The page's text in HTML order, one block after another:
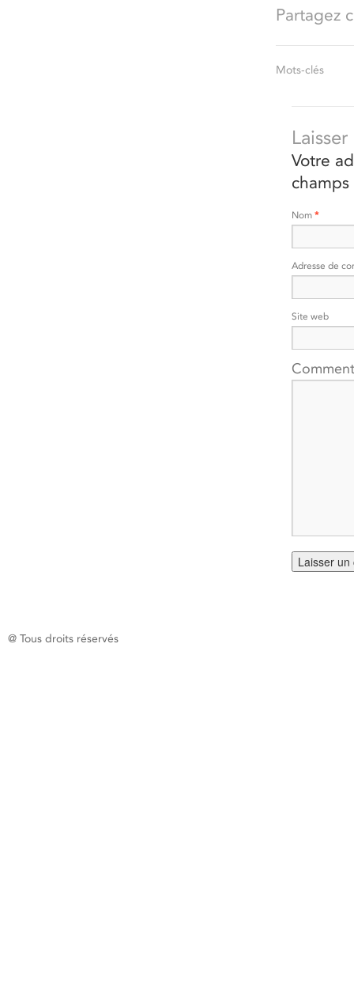
Partagez
Mots-clés
Votre
Nom *
Adresse de
Site web
@ Tous droits réservés